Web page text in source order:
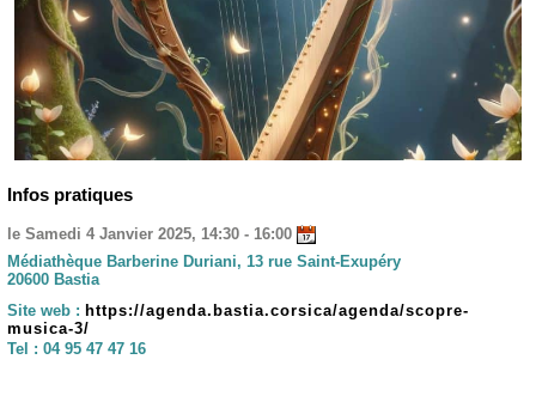
Infos pratiques
le Samedi 4 Janvier 2025, 14:30 - 16:00
Médiathèque Barberine Duriani, 13 rue Saint-Exupéry
20600 Bastia
Site web : https://agenda.bastia.corsica/agenda/scopre-
musica-3/
Tel : 04 95 47 47 16